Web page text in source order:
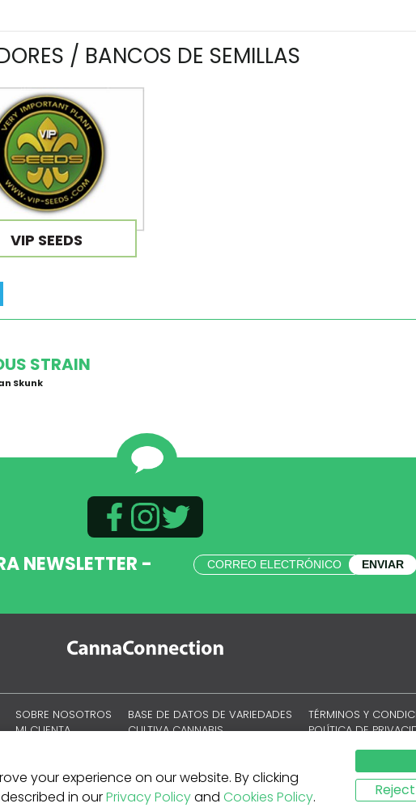
/ BANCOS DE SEMILLAS
VIP SEEDS
STRAIN
Skunk
NEWSLETTER - ENVIAR
SOBRE NOSOTROS
MI CUENTA
BASE DE DATOS DE VARIEDADES
CULTIVA CANNABIS
TÉRMINOS Y
POLÍTICA DE
your experience on our website. By clicking
in ourPrivacy Policyand Cookies Policy.